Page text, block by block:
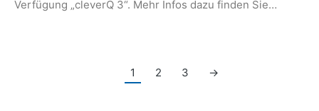
Verfügung „cleverQ 3“. Mehr Infos dazu finden Sie…
1 2 3 →